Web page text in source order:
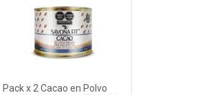
Pack x 2 Cacao en Polvo